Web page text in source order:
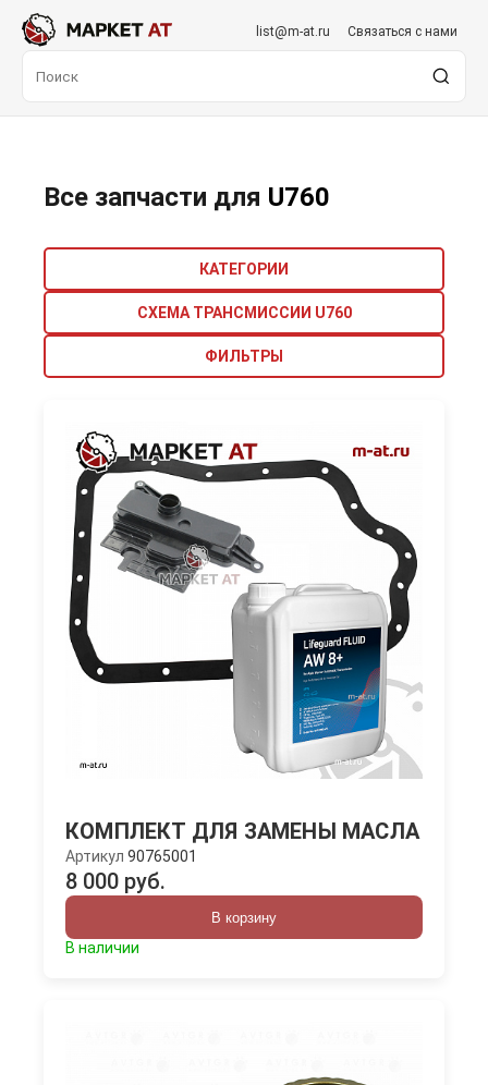
list@m-at.ru Связаться с нами
Все запчасти для U760
КАТЕГОРИИ
СХЕМА ТРАНСМИССИИ U760
ФИЛЬТРЫ
КОМПЛЕКТ ДЛЯ ЗАМЕНЫ МАСЛА
Артикул 90765001
8 000 руб.
В корзину
В наличии